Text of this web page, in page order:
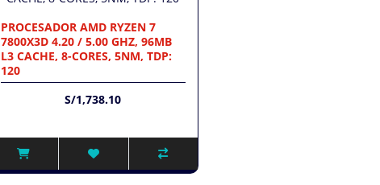
PROCESADOR AMD RYZEN 7
7800X3D 4.20 / 5.00 GHZ, 96MB
L3 CACHE, 8-CORES, 5NM, TDP:
120
S/1,738.10